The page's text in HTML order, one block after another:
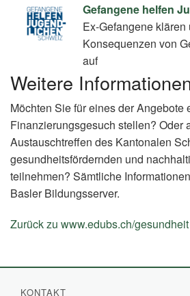
Gefangene helfen
Ex-Gefangene klären
Konsequenzen von
auf
Weitere
Möchten Sie für eines der Angebote
Finanzierungsgesuch stellen? Oder
Austauschtreffen des Kantonalen
gesundheitsfördernden und
teilnehmen? Sämtliche
Basler Bildungsserver.
Zurück zu www.edubs.ch/gesundheit
KONTAKT